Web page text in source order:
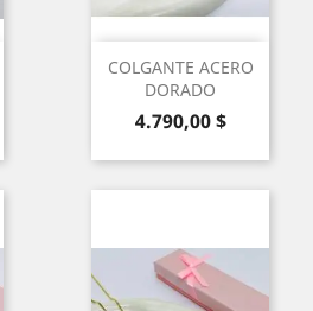
COLGANTE ACERO
DORADO
Precio
4.790,00 $